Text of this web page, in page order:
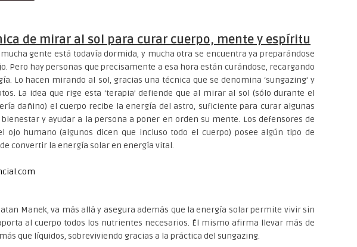
de mirar al sol para curar cuerpo, mente y espíritu
gente está todavía dormida, y mucha otra se encuentra ya preparándose
Pero hay personas que precisamente a esa hora están curándose, recargando
Lo hacen mirando al sol, gracias una técnica que se denomina ‘sungazing’ y
La idea que rige esta ‘terapia’ defiende que al mirar al sol (sólo durante el
dañino) el cuerpo recibe la energía del astro, suficiente para curar algunas
y ayudar a la persona a poner en orden su mente. Los defensores de
ojo humano (algunos dicen que incluso todo el cuerpo) posee algún tipo de
convertir la energía solar en energía vital.
Manek, va más allá y asegura además que la energía solar permite vivir sin
al cuerpo todos los nutrientes necesarios. Él mismo afirma llevar más de
que líquidos, sobreviviendo gracias a la práctica del sungazing.